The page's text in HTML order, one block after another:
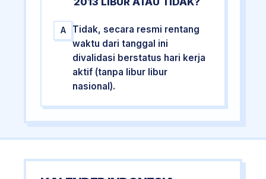
A
Tidak, secara resmi rentang
waktu dari tanggal ini
divalidasi berstatus hari kerja
aktif (tanpa libur libur
nasional).